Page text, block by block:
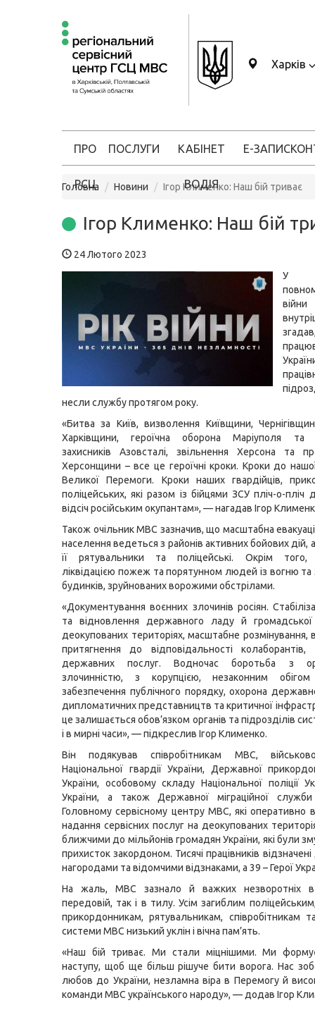
Харків
ПРО
РСЦ
ПОСЛУГИ КАБІНЕТ
ВОДІЯ
Е-ЗАПИС
Головна Новини Ігор Клименко: Наш бій триває
Ігор Клименко: Наш бій
24 Лютого 2023
У
несли службу протягом року.
«Битва за Київ, визволення Київщини,
Харківщини, героїчна оборона Маріуполя та
захисників Азовсталі, звільнення Херсона та
Херсонщини – все це героїчні кроки. Кроки до
Великої Перемоги. Кроки наших гвардійців,
поліцейських, які разом із бійцями ЗСУ пліч-о-пліч
відсіч російським окупантам», — нагадав Ігор
Також очільник МВС зазначив, що масштабна
населення ведеться з районів активних бойових дій,
її рятувальники та поліцейські. Окрім того,
ліквідацією пожеж та порятунном людей із вогню та
будинків, зруйнованих ворожими обстрілами.
«Документування воєнних злочинів росіян.
та відновлення державного ладу й
деокупованих територіях, масштабне розмінування,
притягнення до відповідальності колаборантів,
державних послуг. Водночас боротьба з
злочинністю, з корупцією, незаконним обігом
забезпечення публічного порядку, охорона
дипломатичних представництв та критичної
це залишається обов’язком органів та підрозділів
і в мирні часи», — підкреслив Ігор Клименко.
Він подякував співробітникам МВС,
Національної гвардії України, Державної
України, особовому складу Національної поліції
України, а також Державної міграційної
Головному сервісному центру МВС, які оперативно
надання сервісних послуг на деокупованих
ближчими до мільйонів громадян України, які були
прихисток закордоном. Тисячі працівників
нагородами та відомчими відзнаками, а 39 – Герої
На жаль, МВС зазнало й важких незворотніх
передовій, так і в тилу. Усім загиблим
прикордонникам, рятувальникам, співробітникам
системи МВС низький уклін і вічна пам’ять.
«Наш бій триває. Ми стали міцнішими. Ми
наступу, щоб ще більш рішуче бити ворога. Нас
любов до України, незламна віра в Перемогу й
команди МВС українського народу», — додав Ігор